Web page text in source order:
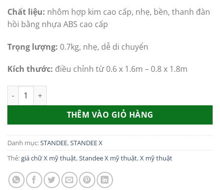
Chất liệu: nhôm hợp kim cao cấp, nhẹ, bền, thanh đàn
hồi bằng nhựa ABS cao cấp
Trọng lượng: 0.7kg, nhẹ, dễ di chuyển
Kích thước: điều chỉnh từ 0.6 x 1.6m – 0.8 x 1.8m
Standee X mỹ thuật, giá chữ X mỹ thuật số lượng
THÊM VÀO GIỎ HÀNG
Danh mục:STANDEE,STANDEE X
Thẻ:giá chữ X mỹ thuật,Standee X mỹ thuật,X mỹ thuật